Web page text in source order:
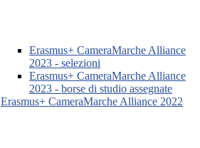
Erasmus+ CameraMarche Alliance
2023 - selezioni
Erasmus+ CameraMarche Alliance
2023 - borse di studio assegnate
Erasmus+ CameraMarche Alliance 2022